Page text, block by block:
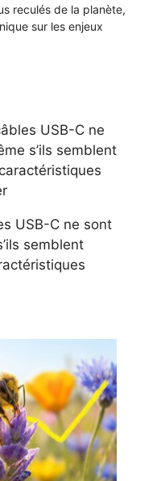
reculés de la planète,
sur les enjeux
USB-C ne sont
semblent